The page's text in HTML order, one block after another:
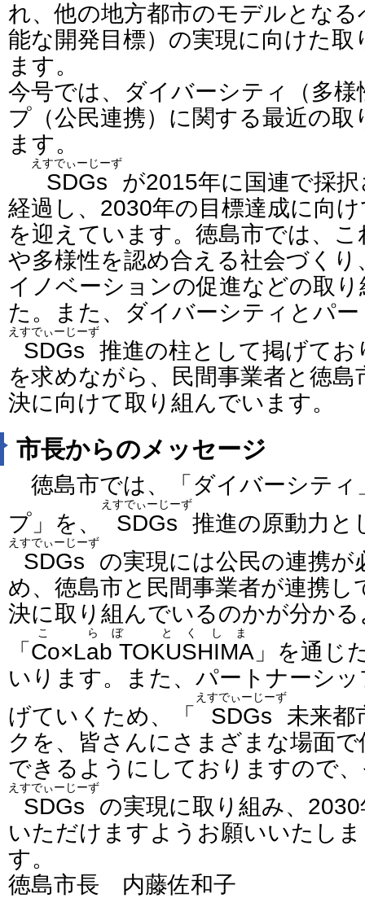
れ、他の地方都市のモデルとなる
能な開発目標）の実現に向けた
ます。
今号では、ダイバーシティ（多
プ（公民連携）に関する最近の
ます。
SDGs
えすでぃーじーず
が2015年に国連で採
経過し、2030年の目標達成に向
を迎えています。徳島市では、
や多様性を認め合える社会づく
イノベーションの促進などの取
た。また、ダイバーシティとパ
SDGs
えすでぃーじーず
推進の柱として掲げてお
を求めながら、民間事業者と徳
決に向けて取り組んでいます。
市長からのメッセージ
徳島市では、「ダイバーシティ
プ」を、
SDGs
えすでぃーじーず
推進の原動力と
SDGs
えすでぃーじーず
の実現には公民の連携が
め、徳島市と民間事業者が連携
決に取り組んでいるのかが分か
「 Co×Lab TOKUSHIMA
こ らぼ とくしま
」を通じ
いります。また、パートナーシ
げていくため、「
SDGs
えすでぃーじーず
未来都
クを、皆さんにさまざまな場面
できるようにしておりますので
SDGs
えすでぃーじーず
の実現に取り組み、
いただけますようお願いいたしま
す
徳島市長 内藤佐和子